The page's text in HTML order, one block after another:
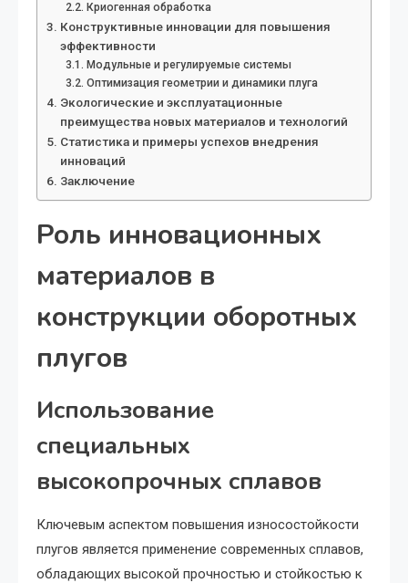
Криогенная обработка
Конструктивные инновации для повышения
эффективности
Модульные и регулируемые системы
Оптимизация геометрии и динамики плуга
Экологические и эксплуатационные
преимущества новых материалов и технологий
Статистика и примеры успехов внедрения
инноваций
Заключение
Роль инновационных
материалов в
конструкции оборотных
плугов
Использование
специальных
высокопрочных сплавов
Ключевым аспектом повышения износостойкости
плугов является применение современных сплавов,
обладающих высокой прочностью и стойкостью к